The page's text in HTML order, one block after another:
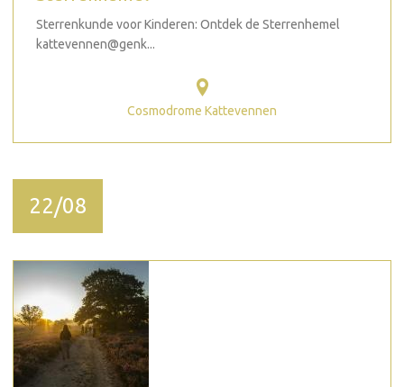
Sterrenkunde voor Kinderen: Ontdek de Sterrenhemel
kattevennen@genk...
Cosmodrome Kattevennen
22/08